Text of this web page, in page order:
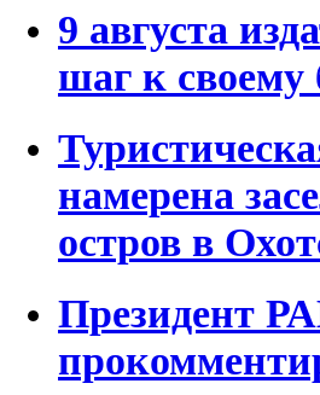
9 августа
шаг к своему
намерена
остров в
Президент